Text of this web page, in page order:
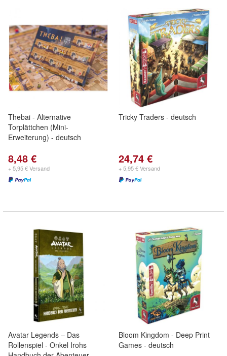
Thebai - Alternative
Torplättchen (Mini-
Erweiterung) - deutsch
8,48 €
+ 5,95 € Versand
Tricky Traders - deutsch
24,74 €
+ 5,95 € Versand
Avatar Legends – Das
Rollenspiel - Onkel Irohs
Bloom Kingdom - Deep Print
Games - deutsch